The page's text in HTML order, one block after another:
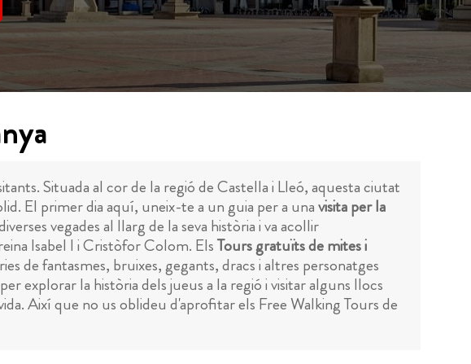
Situada al cor de la regió de Castella i Lleó, aquesta ciutat
El primer dia aquí, uneix-te a un guia per a unavisita per la
vegades al llarg de la seva història i va acollir
Isabel I i Cristòfor Colom. ElsTours gratuïts de mites i
de fantasmes, bruixes, gegants, dracs i altres personatges
per explorar la història dels jueus a la regió i visitar alguns llocs
Així que no us oblideu d'aprofitar els Free Walking Tours de